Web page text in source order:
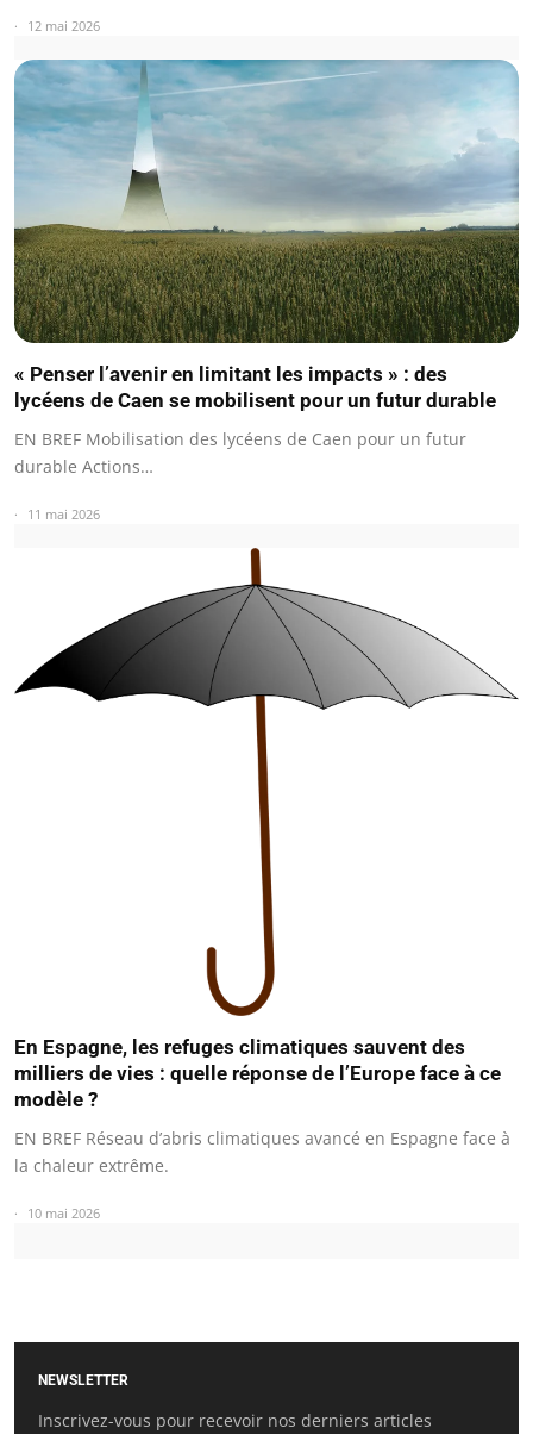
12 mai 2026
« Penser l’avenir en limitant les impacts » : des
lycéens de Caen se mobilisent pour un futur durable
EN BREF Mobilisation des lycéens de Caen pour un futur
durable Actions…
11 mai 2026
En Espagne, les refuges climatiques sauvent des
milliers de vies : quelle réponse de l’Europe face à ce
modèle ?
EN BREF Réseau d’abris climatiques avancé en Espagne face à
la chaleur extrême.
10 mai 2026
NEWSLETTER
Inscrivez-vous pour recevoir nos derniers articles